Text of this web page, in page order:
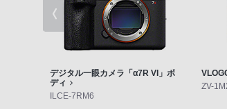
デジタル一眼カメラ「α7R VI」ボ
ディ
ILCE-7RM6
ZV-